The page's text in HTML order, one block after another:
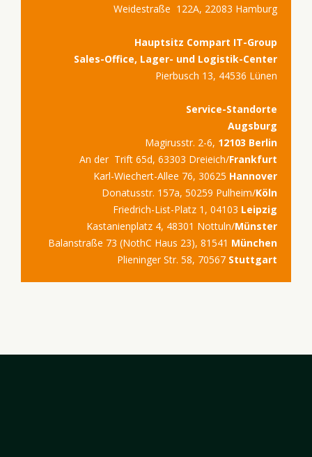
Weidestraße 122A, 22083 Hamburg
Hauptsitz Compart IT-Group
Sales-Office, Lager- und Logistik-Center
Pierbusch 13, 44536 Lünen
Service-Standorte
Augsburg
Magirusstr. 2-6, 12103 Berlin
An der Trift 65d, 63303 Dreieich/Frankfurt
Karl-Wiechert-Allee 76, 30625 Hannover
Donatusstr. 157a, 50259 Pulheim/Köln
Friedrich-List-Platz 1, 04103 Leipzig
Kastanienplatz 4, 48301 Nottuln/Münster
Balanstraße 73 (NothC Haus 23), 81541 München
Plieninger Str. 58, 70567 Stuttgart